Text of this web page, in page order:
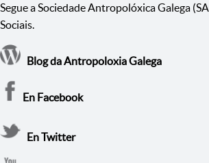
Segue a Sociedade Antropolóxica Galega
Sociais.
Blog da Antropoloxia Galega
En Facebook
En Twitter